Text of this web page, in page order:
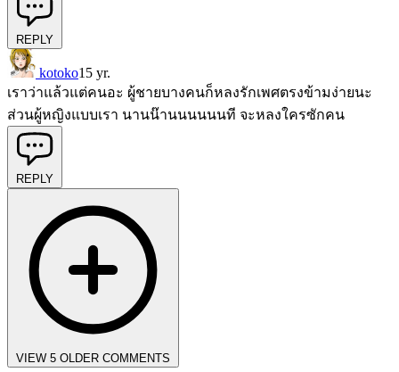
REPLY
kotoko15 yr.
เราว่าแล้วแต่คนอะ ผู้ชายบางคนก็หลงรักเพศตรงข้ามง่ายนะ
ส่วนผู้หญิงแบบเรา นานน๊านนนนนนที จะหลงใครซักคน
REPLY
VIEW 5 OLDER COMMENTS